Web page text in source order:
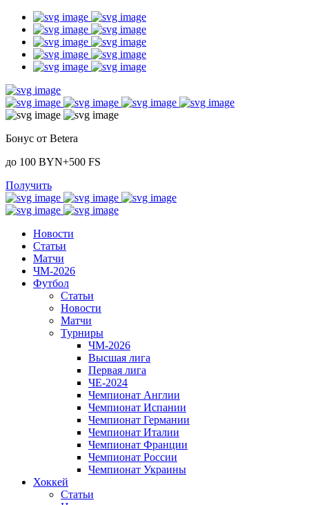
Бонус от Betera
до 100 BYN+500 FS
Получить
Новости
Статьи
Матчи
ЧМ-2026
Футбол
Статьи
Новости
Матчи
Турниры
ЧМ-2026
Высшая лига
Первая лига
ЧЕ-2024
Чемпионат Англии
Чемпионат Испании
Чемпионат Германии
Чемпионат Италии
Чемпионат Франции
Чемпионат России
Чемпионат Украины
Хоккей
Статьи